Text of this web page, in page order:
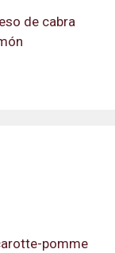
de cabra
pomme